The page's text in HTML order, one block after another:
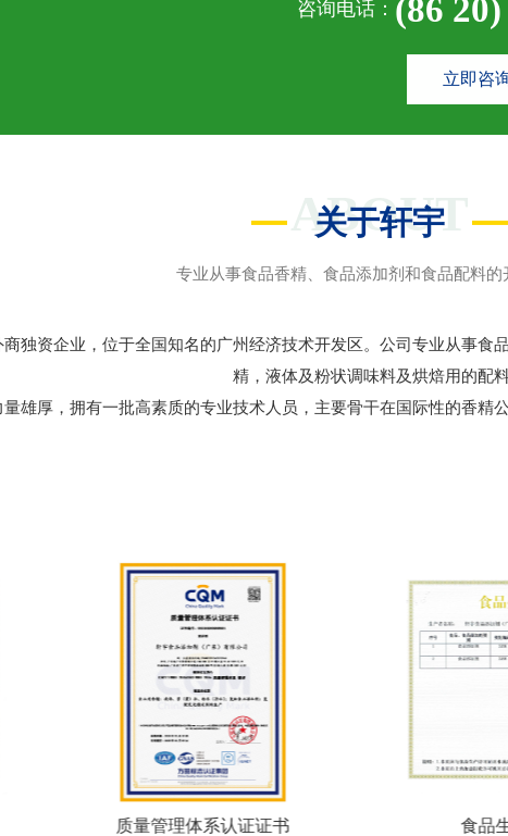
咨询电话： (86
立即咨
ABOUT
关于轩宇
专业从事食品香精、食品添加剂和食品配料的
独资企业，位于全国知名的广州经济技术开发区。公司专业从事
精，液体及粉状调味料及烘焙用的配料
雄厚，拥有一批高素质的专业技术人员，主要骨干在国际性的香精
食品生产许可品种明细表